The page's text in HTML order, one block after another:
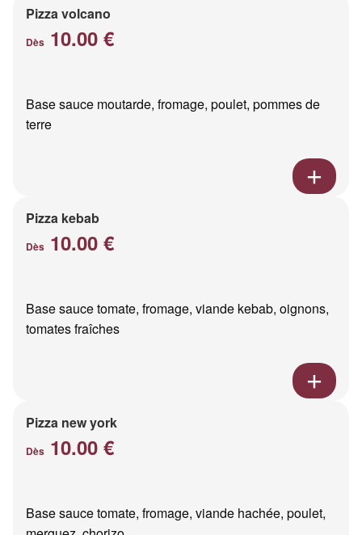
Pizza volcano
Dès 10.00 €
Base sauce moutarde, fromage, poulet, pommes de
terre
Pizza kebab
Dès 10.00 €
Base sauce tomate, fromage, viande kebab, oignons,
tomates fraîches
Pizza new york
Dès 10.00 €
Base sauce tomate, fromage, viande hachée, poulet,